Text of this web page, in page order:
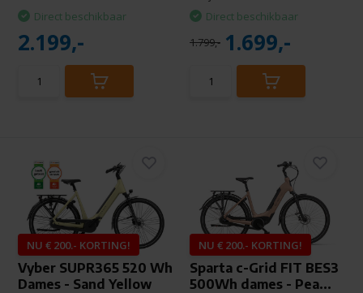
Direct beschikbaar
2.199,-
Direct beschikbaar
1.799,- 1.699,-
NU € 200.- KORTING!
Vyber SUPR365 520 Wh
Dames - Sand Yellow
NU € 200.- KORTING!
Sparta c-Grid FIT BES3
500Wh dames - Pea...